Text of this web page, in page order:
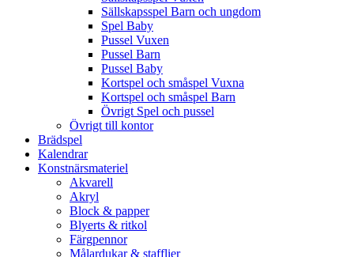
Sällskapsspel Barn och ungdom
Spel Baby
Pussel Vuxen
Pussel Barn
Pussel Baby
Kortspel och småspel Vuxna
Kortspel och småspel Barn
Övrigt Spel och pussel
Övrigt till kontor
Brädspel
Kalendrar
Konstnärsmateriel
Akvarell
Akryl
Block & papper
Blyerts & ritkol
Färgpennor
Målardukar & stafflier